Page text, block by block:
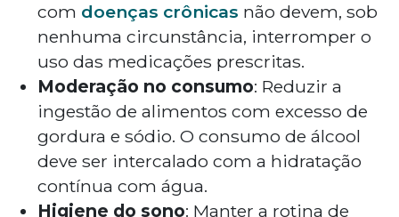
com doenças crônicas não devem, sob
nenhuma circunstância, interromper o
uso das medicações prescritas.
Moderação no consumo: Reduzir a
ingestão de alimentos com excesso de
gordura e sódio. O consumo de álcool
deve ser intercalado com a hidratação
contínua com água.
Higiene do sono: Manter a rotina de